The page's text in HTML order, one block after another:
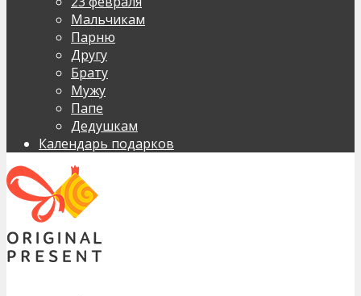
Мальчикам
Парню
Другу
Брату
Мужу
Папе
Дедушкам
Календарь подарков